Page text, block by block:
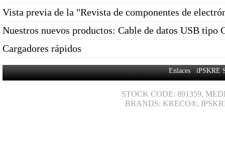
Vista previa de la "Revista de componentes de
Nuestros nuevos productos: Cable de datos USB tipo
Cargadores rápidos
EnlacesiPSKRE
STOCK CODE: 891359,
BRANDS: KRECO®,